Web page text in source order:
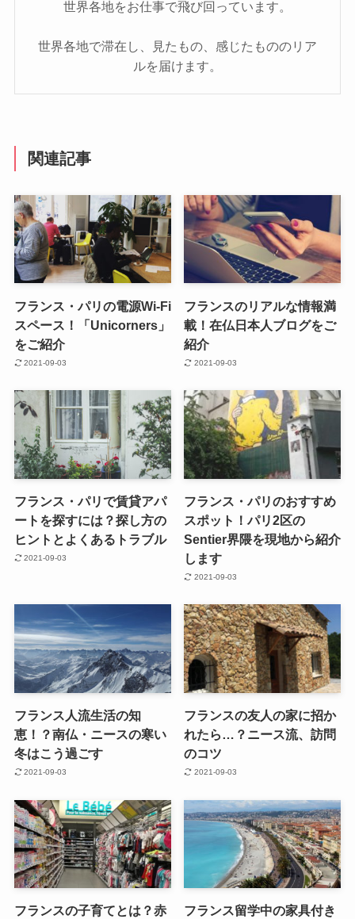
世界各地をお仕事で飛び回っています。
世界各地で滞在し、見たもの、感じたもののリア
ルを届けます。
関連記事
フランス・パリの電源Wi-Fi
スペース！「Unicorners」
をご紹介
2021-09-03
フランスのリアルな情報満
載！在仏日本人ブログをご
紹介
2021-09-03
フランス・パリで賃貸アパ
ートを探すには？探し方の
ヒントとよくあるトラブル
2021-09-03
フランス・パリのおすすめ
スポット！パリ2区の
Sentier界隈を現地から紹介
します
2021-09-03
フランス人流生活の知
恵！？南仏・ニースの寒い
冬はこう過ごす
2021-09-03
フランスの友人の家に招か
れたら…？ニース流、訪問
のコツ
2021-09-03
フランスの子育てとは？赤
フランス留学中の家具付き